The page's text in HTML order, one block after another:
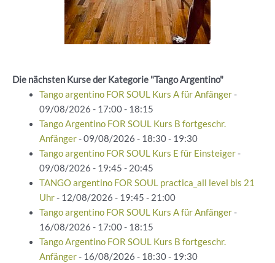
Die nächsten Kurse der Kategorie "Tango Argentino"
Tango argentino FOR SOUL Kurs A für Anfänger-
09/08/2026 - 17:00 - 18:15
Tango Argentino FOR SOUL Kurs B fortgeschr.
Anfänger- 09/08/2026 - 18:30 - 19:30
Tango argentino FOR SOUL Kurs E für Einsteiger-
09/08/2026 - 19:45 - 20:45
TANGO argentino FOR SOUL practica_all level bis 21
Uhr- 12/08/2026 - 19:45 - 21:00
Tango argentino FOR SOUL Kurs A für Anfänger-
16/08/2026 - 17:00 - 18:15
Tango Argentino FOR SOUL Kurs B fortgeschr.
Anfänger- 16/08/2026 - 18:30 - 19:30